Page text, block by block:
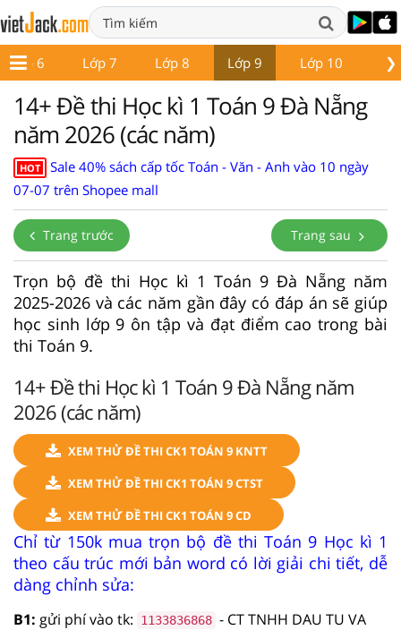
❯
Lớp 6 Lớp 7 Lớp 8 Lớp 9 Lớp 10
14+ Đề thi Học kì 1 Toán 9 Đà Nẵng
năm 2026 (các năm)
HOT
Sale 40% sách cấp tốc Toán - Văn - Anh vào 10 ngày
07-07 trên Shopee mall
Trang trước Trang sau
Trọn bộ đề thi Học kì 1 Toán 9 Đà Nẵng năm
2025-2026 và các năm gần đây có đáp án sẽ giúp
học sinh lớp 9 ôn tập và đạt điểm cao trong bài
thi Toán 9.
14+ Đề thi Học kì 1 Toán 9 Đà Nẵng năm
2026 (các năm)
XEM THỬ ĐỀ THI CK1 TOÁN 9 KNTT
XEM THỬ ĐỀ THI CK1 TOÁN 9 CTST
XEM THỬ ĐỀ THI CK1 TOÁN 9 CD
Chỉ từ 150k mua trọn bộ đề thi Toán 9 Học kì 1
theo cấu trúc mới bản word có lời giải chi tiết, dễ
dàng chỉnh sửa:
B1: gửi phí vào tk: 1133836868 - CT TNHH DAU TU VA